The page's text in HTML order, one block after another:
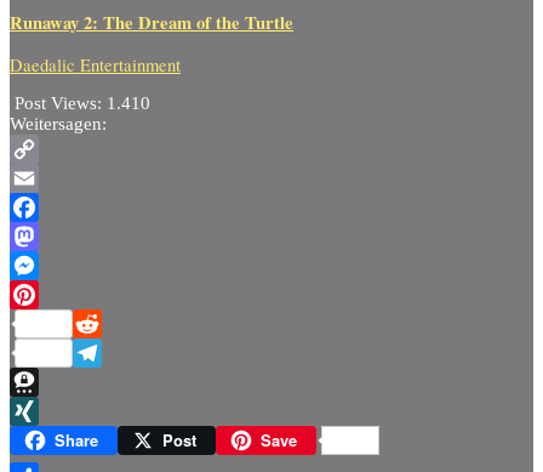
Runaway 2: The Dream of the Turtle
Daedalic Entertainment
Post Views: 1.410
Weitersagen:
Copy
Link
Email
Facebook
Mastodon
Messenger
Pinterest
Reddit
Telegram
Threema
XINGShare Post Save